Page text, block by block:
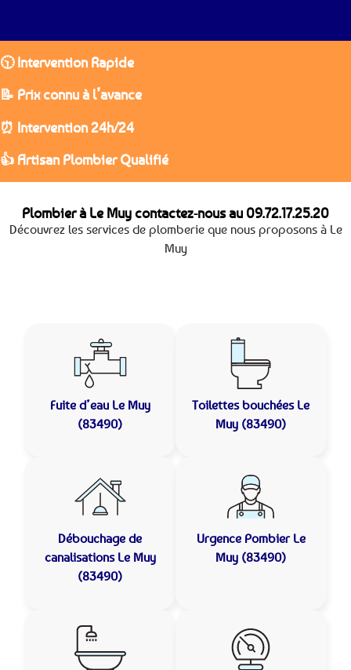
🕥 Intervention Rapide
📝 Prix connu à l’avance
⏰ Intervention 24h/24
👍 Artisan Plombier Qualifié
Plombier à Le Muy contactez-nous au 09.72.17.25.20
Découvrez les services de plomberie que nous proposons à Le
Muy
Fuite d’eau Le Muy
(83490)
Toilettes bouchées Le
Muy (83490)
Débouchage de
canalisations Le Muy
(83490)
Urgence Pombier Le
Muy (83490)